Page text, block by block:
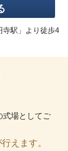
寺駅」より徒歩4
式場としてご
えます。